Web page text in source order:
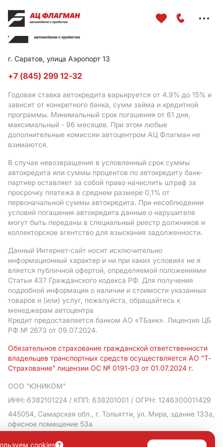
г. Саратов, улица Аэропорт 13
+7 (845) 299 12-32
Годовая ставка автокредита варьируется от 4.9% до 15% и
зависит от конкретного банка, сумм займа и кредитной
программы. Минимальный срок погашения от 61 дня,
максимальный - 96 месяцев. При этом любые
дополнительные комиссии автоцентром АЦ Флагман не
взимаются.
В случае невозвращения в условленный срок суммы
автокредита или суммы процентов по автокредиту банк-
партнер оставляет за собой право начислить штраф за
просрочку платежа в среднем размере 0,1% от
первоначальной суммы автокредита. При несоблюдении
условий погашения автокредита данные о нарушителе
могут быть переданы в специальный реестр должников и
коллекторское агентство для взыскания задолженности.
Данный Интернет-сайт носит исключительно
информационный характер и ни при каких условиях не я
вляется публичной офертой, определяемой положениями
Статьи 437 Гражданского кодекса РФ. Для получения
подробной информации о наличии и стоимости указанных
товаров и (или) услуг, пожалуйста, обращайтесь к
менеджерам автоцентра
Кредит предоставляется банком АO «ТБанк». Лицензия ЦБ
РФ № 2673 от 09.07.2024.
Обязательное страхование гражданской ответственности
владельцев транспортных средств осуществляется АО "Т-
Страхование" лицензии ОС № 0191-03 от 01.07.2024 г.
ООО "ЮНИКОМ"
ИНН: 6382101224 / КПП: 638201001 / ОГРН: 1246300011429
445054, Самарская обл., г. Тольятти, ул. Мира, здание 133а,
офисное помещение 53а
Политика в отношении обработки персональных данных
cookies